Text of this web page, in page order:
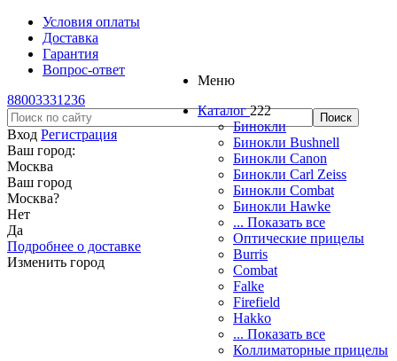
Условия оплаты
Доставка
Гарантия
Вопрос-ответ
88003331236
Вход Регистрация
Ваш город:
Москва
Ваш город
Москва?
Нет
Да
Подробнее о доставке
Изменить город
Меню
Каталог 222
Бинокли
Бинокли Bushnell
Бинокли Canon
Бинокли Carl Zeiss
Бинокли Combat
Бинокли Hawke
... Показать все
Оптические прицелы
Burris
Combat
Falke
Firefield
Hakko
... Показать все
Коллиматорные прицелы